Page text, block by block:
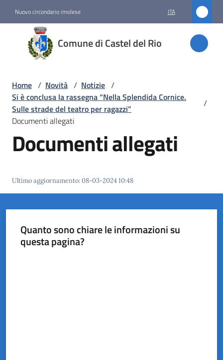
Nuovo circondario imolese ITA
Comune di Castel del Rio
Comune
di
Castel
Amministrazione
Novità
Castel
del
Home / Novità / Notizie /
Si è conclusa la rassegna “Nella Splendida Cornice.
Sulle strade del teatro per ragazzi”
/
Documenti allegati
Documenti allegati
Ultimo aggiornamento:08-03-2024 10:48
Quanto sono chiare le informazioni su
questa pagina?